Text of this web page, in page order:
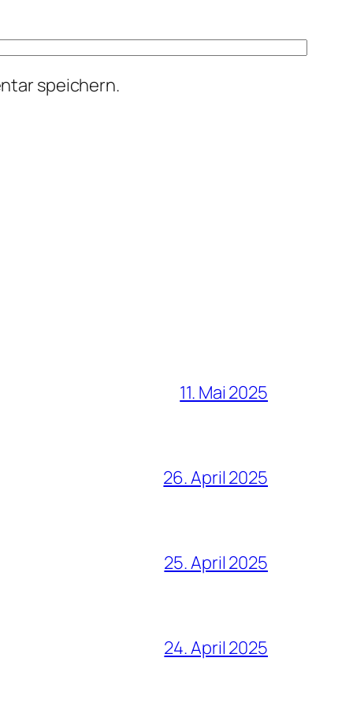
speichern.
11. Mai 2025
26. April 2025
25. April 2025
24. April 2025